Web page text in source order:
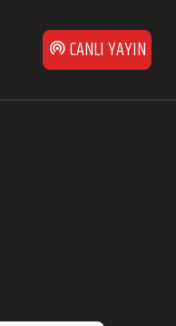
CANLI YAYIN